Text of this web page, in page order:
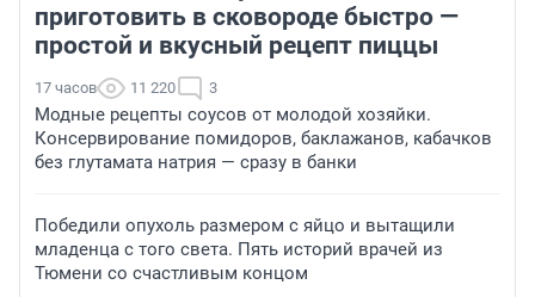
приготовить в сковороде быстро —
простой и вкусный рецепт пиццы
17 часов 11 220 3
Модные рецепты соусов от молодой хозяйки.
Консервирование помидоров, баклажанов, кабачков
без глутамата натрия — сразу в банки
Победили опухоль размером с яйцо и вытащили
младенца с того света. Пять историй врачей из
Тюмени со счастливым концом